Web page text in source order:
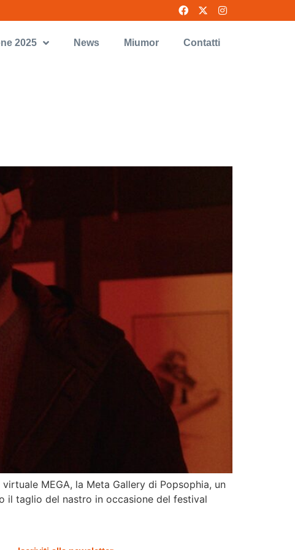
2025 News Miumor Contatti
MEGA, la Meta Gallery di Popsophia, un
il taglio del nastro in occasione del festival